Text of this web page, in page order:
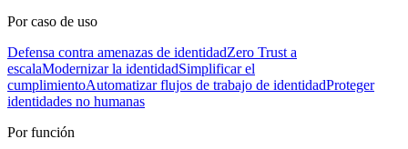
Por caso de uso
Defensa contra amenazas de identidadZero Trust a
escalaModernizar la identidadSimplificar el
cumplimientoAutomatizar flujos de trabajo de identidadProteger
identidades no humanas
Por función